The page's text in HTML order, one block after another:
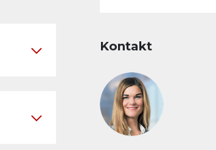
Kontakt